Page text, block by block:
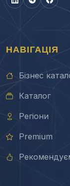
НАВІГАЦІЯ
Бізнес
Каталог
Регіони
Premium